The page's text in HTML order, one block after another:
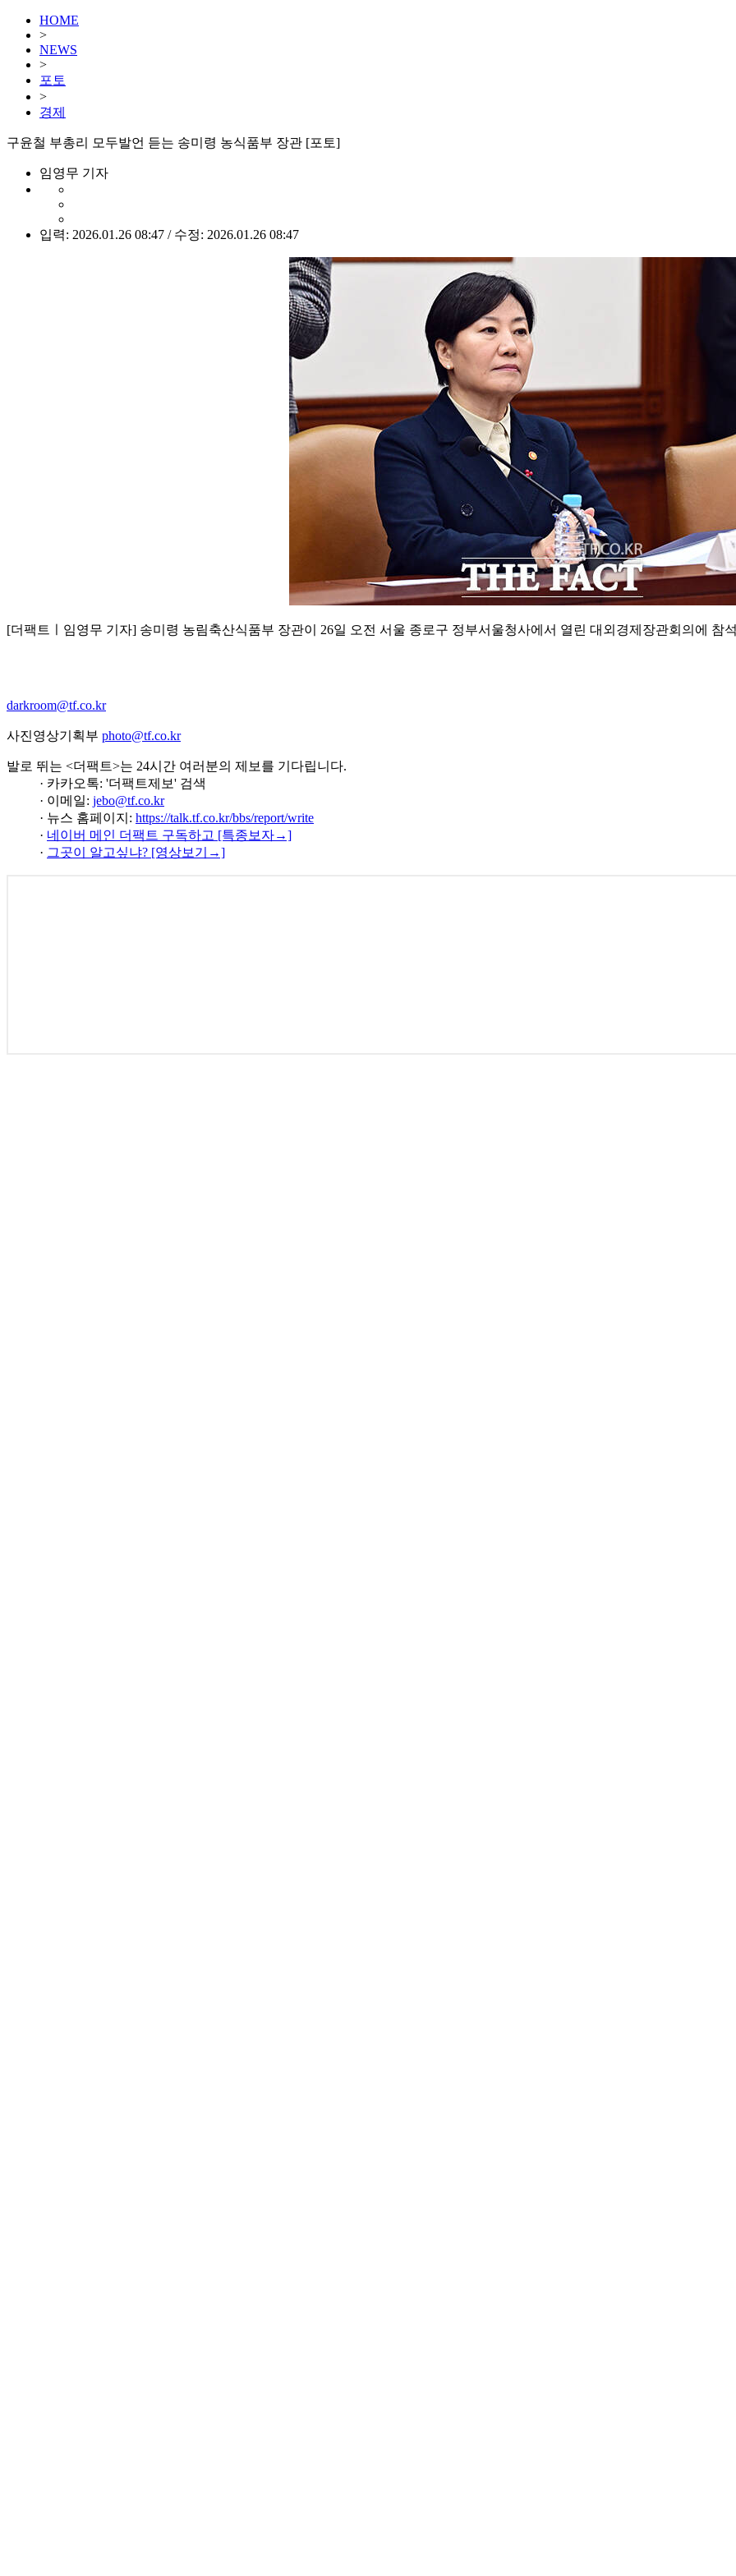
HOME
>
NEWS
>
포토
>
경제
구윤철 부총리 모두발언 듣는 송미령 농식품부 장관 [포토]
임영무 기자
입력: 2026.01.26 08:47 / 수정: 2026.01.26 08:47
[더팩트ㅣ임영무 기자] 송미령 농림축산식품부 장관이 26일 오전 서울 종로구 정부서울청사에서 열린 대외경제장관회의에 참
darkroom@tf.co.kr
사진영상기획부 photo@tf.co.kr
발로 뛰는 <더팩트>는 24시간 여러분의 제보를 기다립니다.
· 카카오톡: '더팩트제보' 검색
· 이메일: jebo@tf.co.kr
· 뉴스 홈페이지: https://talk.tf.co.kr/bbs/report/write
· 네이버 메인 더팩트 구독하고 [특종보자→]
· 그곳이 알고싶냐? [영상보기→]